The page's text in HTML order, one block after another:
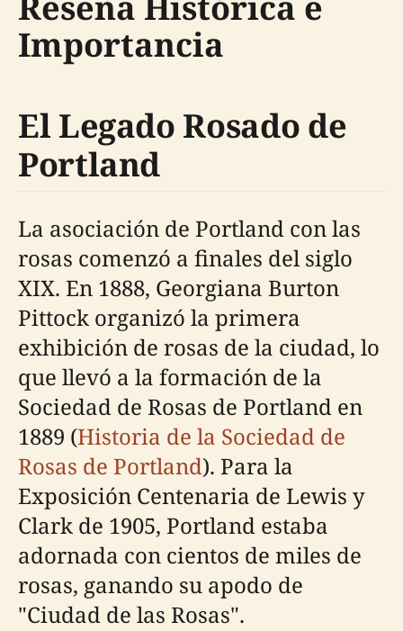
Importancia
El Legado Rosado de
Portland
La asociación de Portland con las
rosas comenzó a finales del siglo
XIX. En 1888, Georgiana Burton
Pittock organizó la primera
exhibición de rosas de la ciudad, lo
que llevó a la formación de la
Sociedad de Rosas de Portland en
1889 (Historia de la Sociedad de
Rosas de Portland). Para la
Exposición Centenaria de Lewis y
Clark de 1905, Portland estaba
adornada con cientos de miles de
rosas, ganando su apodo de
"Ciudad de las Rosas".